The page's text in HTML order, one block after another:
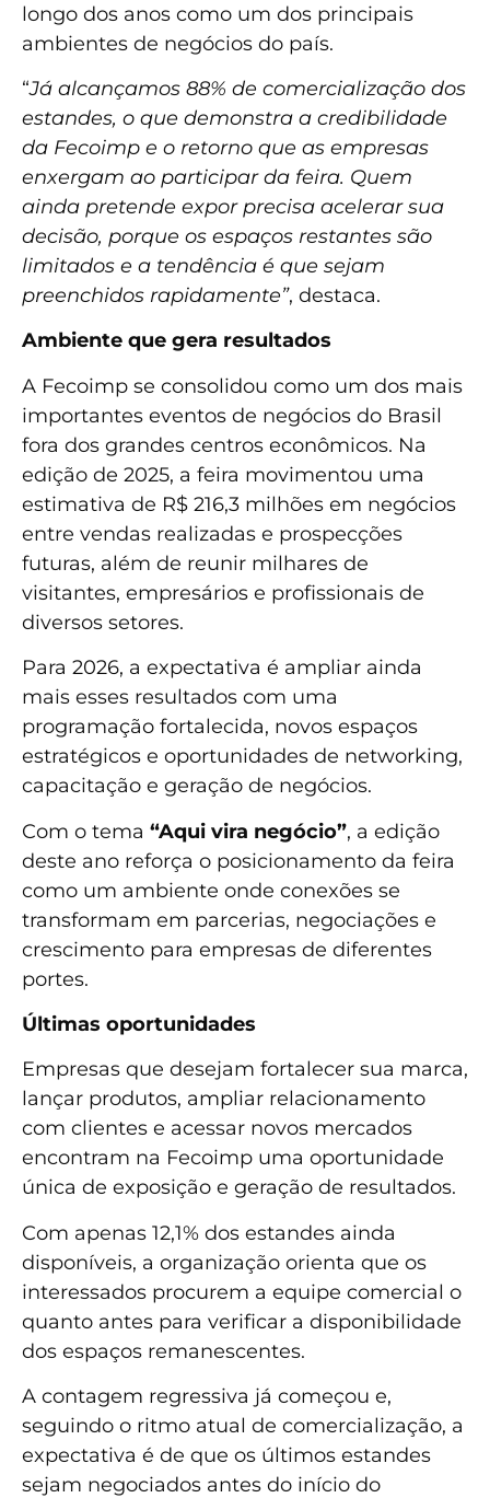
longo dos anos como um dos principais
ambientes de negócios do país.
“Já alcançamos 88% de comercialização dos
estandes, o que demonstra a credibilidade
da Fecoimp e o retorno que as empresas
enxergam ao participar da feira. Quem
ainda pretende expor precisa acelerar sua
decisão, porque os espaços restantes são
limitados e a tendência é que sejam
preenchidos rapidamente”, destaca.
Ambiente que gera resultados
A Fecoimp se consolidou como um dos mais
importantes eventos de negócios do Brasil
fora dos grandes centros econômicos. Na
edição de 2025, a feira movimentou uma
estimativa de R$ 216,3 milhões em negócios
entre vendas realizadas e prospecções
futuras, além de reunir milhares de
visitantes, empresários e profissionais de
diversos setores.
Para 2026, a expectativa é ampliar ainda
mais esses resultados com uma
programação fortalecida, novos espaços
estratégicos e oportunidades de networking,
capacitação e geração de negócios.
Com o tema “Aqui vira negócio”, a edição
deste ano reforça o posicionamento da feira
como um ambiente onde conexões se
transformam em parcerias, negociações e
crescimento para empresas de diferentes
portes.
Últimas oportunidades
Empresas que desejam fortalecer sua marca,
lançar produtos, ampliar relacionamento
com clientes e acessar novos mercados
encontram na Fecoimp uma oportunidade
única de exposição e geração de resultados.
Com apenas 12,1% dos estandes ainda
disponíveis, a organização orienta que os
interessados procurem a equipe comercial o
quanto antes para verificar a disponibilidade
dos espaços remanescentes.
A contagem regressiva já começou e,
seguindo o ritmo atual de comercialização, a
expectativa é de que os últimos estandes
sejam negociados antes do início do